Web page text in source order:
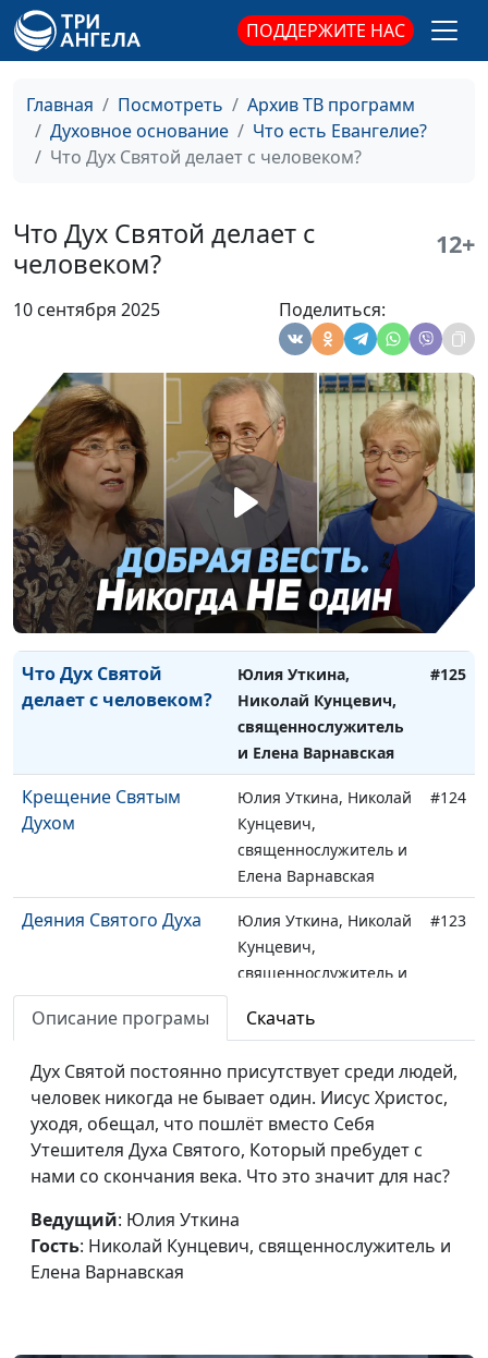
ПОДДЕРЖИТЕ НАС
Главная Посмотреть
Архив ТВ программ
Духовное основание
Что есть Евангелие?
Что Дух Святой делает с человеком?
Что Дух Святой делает с
человеком?
12+
10 сентября 2025 Поделиться:
небе и на Земле? Елена Варнавская
Как немощный
сильным?
Юлия Уткина, Николай
священнослужитель и
Елена Варнавская
#130
здоровье?
священнослужитель и
Имейте дерзновение
Юлия Уткина, Николай
Кунцевич,
священнослужитель и
Елена Варнавская
Кто такие дети Божьи?
Юлия Уткина, Николай
Кунцевич,
священнослужитель и
Елена Варнавская
#127
Можем ли мы
противиться Духу
Святому?
Юлия Уткина, Николай
Кунцевич,
священнослужитель и
Елена Варнавская
Что Дух Святой
делает с человеком?
Юлия Уткина,
Николай Кунцевич,
священнослужитель
и Елена Варнавская
#125
Крещение Святым
Духом
Юлия Уткина, Николай
Кунцевич,
священнослужитель и
Елена Варнавская
#124
Деяния Святого Духа
Юлия Уткина, Николай
Кунцевич,
священнослужитель и
#123
проблемы понимания
Евангелия?
Елена Варнавская,
Николай Кунцевич,
священнослужитель и
Юлия Уткина
#122
Является ли Евангелие
Елена Варнавская,
Николай Кунцевич,
священнослужитель и
Юлия Уткина
#121
Как прощает Христос
Описание програмы Скачать
Дух Святой постоянно присутствует среди людей,
человек никогда не бывает один. Иисус Христос,
уходя, обещал, что пошлёт вместо Себя
Утешителя Духа Святого, Который пребудет с
нами со скончания века. Что это значит для нас?
Ведущий: Юлия Уткина
Гость: Николай Кунцевич, священнослужитель и
Елена Варнавская